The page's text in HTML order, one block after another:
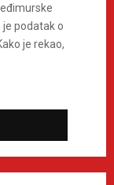
je podatak o
je rekao,